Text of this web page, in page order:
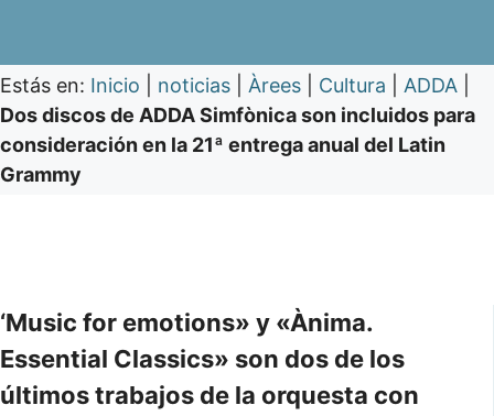
Estás en: Inicio noticias Àrees Cultura ADDA
Dos discos de ADDA Simfònica son incluidos para
consideración en la 21ª entrega anual del Latin
Grammy
‘Music for emotions» y «Ànima.
Essential Classics» son dos de los
últimos trabajos de la orquesta con